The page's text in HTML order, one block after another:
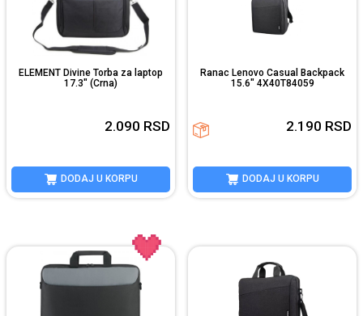
ELEMENT Divine Torba za laptop
17.3" (Crna)
2.090 RSD
DODAJ U KORPU
Ranac Lenovo Casual Backpack
15.6" 4X40T84059
2.190 RSD
DODAJ U KORPU